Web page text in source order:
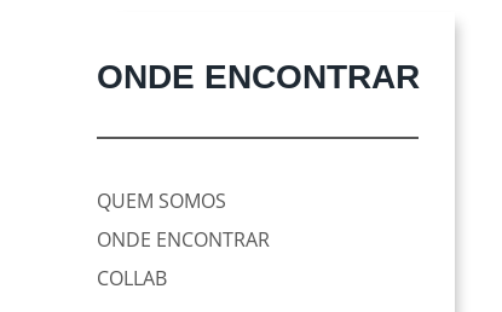
ONDE ENCONTRAR
QUEM SOMOS
ONDE ENCONTRAR
COLLAB